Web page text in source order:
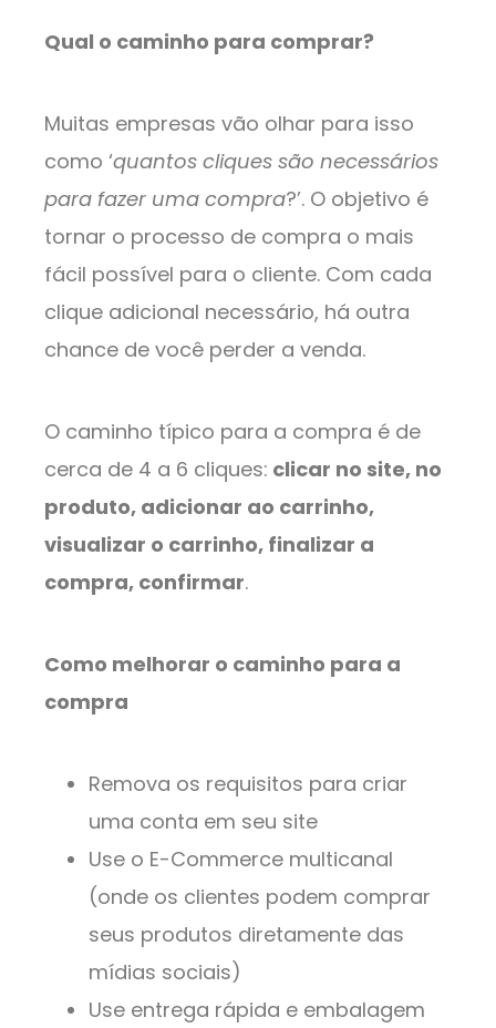
Qual o caminho para comprar?
Muitas empresas vão olhar para isso
como ‘quantos cliques são necessários
para fazer uma compra?’. O objetivo é
tornar o processo de compra o mais
fácil possível para o cliente. Com cada
clique adicional necessário, há outra
chance de você perder a venda.
O caminho típico para a compra é de
cerca de 4 a 6 cliques: clicar no site, no
produto, adicionar ao carrinho,
visualizar o carrinho, finalizar a
compra, confirmar.
Como melhorar o caminho para a
compra
Remova os requisitos para criar
uma conta em seu site
Use o E-Commerce multicanal
(onde os clientes podem comprar
seus produtos diretamente das
mídias sociais)
Use entrega rápida e embalagem